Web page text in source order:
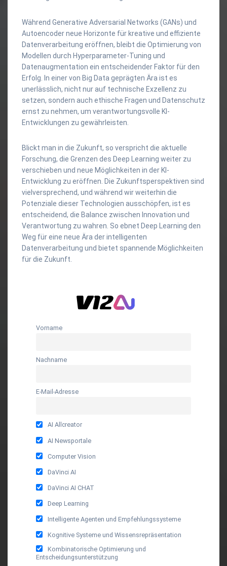
Während Generative Adversarial Networks (GANs) und
Autoencoder neue Horizonte für kreative und effiziente
Datenverarbeitung eröffnen, bleibt die Optimierung von
Modellen durch Hyperparameter-Tuning und
Datenaugmentation ein entscheidender Faktor für den
Erfolg. In einer von Big Data geprägten Ära ist es
unerlässlich, nicht nur auf technische Exzellenz zu
setzen, sondern auch ethische Fragen und Datenschutz
ernst zu nehmen, um verantwortungsvolle KI-
Entwicklungen zu gewährleisten.
Blickt man in die Zukunft, so verspricht die aktuelle
Forschung, die Grenzen des Deep Learning weiter zu
verschieben und neue Möglichkeiten in der KI-
Entwicklung zu eröffnen. Die Zukunftsperspektiven sind
vielversprechend, und während wir weiterhin die
Potenziale dieser Technologien ausschöpfen, ist es
entscheidend, die Balance zwischen Innovation und
Verantwortung zu wahren. So ebnet Deep Learning den
Weg für eine neue Ära der intelligenten
Datenverarbeitung und bietet spannende Möglichkeiten
für die Zukunft.
Vorname
Nachname
E-Mail-Adresse
AI Allcreator
AI Newsportale
Computer Vision
DaVinci AI
DaVinci AI CHAT
Deep Learning
Intelligente Agenten und Empfehlungssysteme
Kognitive Systeme und Wissensrepräsentation
Kombinatorische Optimierung und
Entscheidungsunterstützung